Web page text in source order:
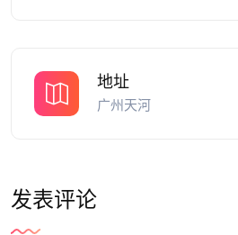
地址
广州天河
发表评论